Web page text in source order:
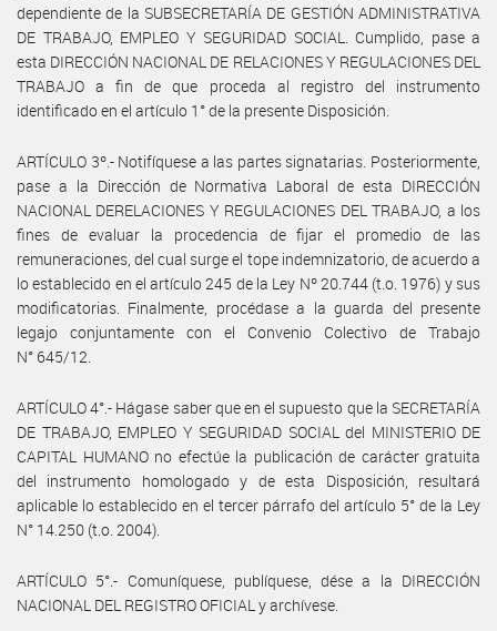
dependiente de la SUBSECRETARÍA DE GESTIÓN ADMINISTRATIVA
DE TRABAJO, EMPLEO Y SEGURIDAD SOCIAL. Cumplido, pase a
esta DIRECCIÓN NACIONAL DE RELACIONES Y REGULACIONES DEL
TRABAJO a fin de que proceda al registro del instrumento
identificado en el artículo 1° de la presente Disposición.
ARTÍCULO 3º.- Notifíquese a las partes signatarias. Posteriormente,
pase a la Dirección de Normativa Laboral de esta DIRECCIÓN
NACIONAL DERELACIONES Y REGULACIONES DEL TRABAJO, a los
fines de evaluar la procedencia de fijar el promedio de las
remuneraciones, del cual surge el tope indemnizatorio, de acuerdo a
lo establecido en el artículo 245 de la Ley Nº 20.744 (t.o. 1976) y sus
modificatorias. Finalmente, procédase a la guarda del presente
legajo conjuntamente con el Convenio Colectivo de Trabajo
N° 645/12.
ARTÍCULO 4°.- Hágase saber que en el supuesto que la SECRETARÍA
DE TRABAJO, EMPLEO Y SEGURIDAD SOCIAL del MINISTERIO DE
CAPITAL HUMANO no efectúe la publicación de carácter gratuita
del instrumento homologado y de esta Disposición, resultará
aplicable lo establecido en el tercer párrafo del artículo 5° de la Ley
N° 14.250 (t.o. 2004).
ARTÍCULO 5°.- Comuníquese, publíquese, dése a la DIRECCIÓN
NACIONAL DEL REGISTRO OFICIAL y archívese.